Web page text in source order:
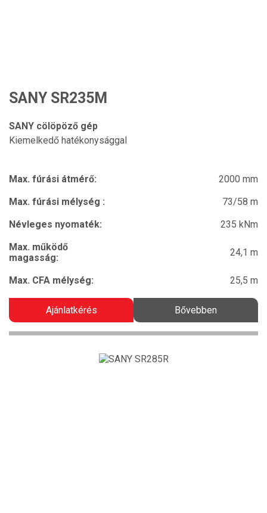
SANY SR235M
SANY cölöpöző gép
Kiemelkedő hatékonysággal
Max. fúrási átmérő:
2000 mm
Max. fúrási mélység :
73/58 m
Névleges nyomaték:
235 kNm
Max. működő
magasság:
24,1 m
Max. CFA mélység: 25,5 m
Ajánlatkérés Bővebben